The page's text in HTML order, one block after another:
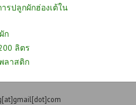
รปลูกผักฮ่องเต้ใน
ก
ลิตร
ลาสติก